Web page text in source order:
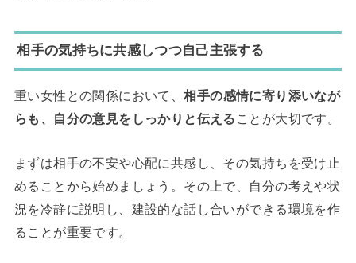
相手の気持ちに共感しつつ自己主張する
重い女性との関係において、相手の感情に寄り添いなが
らも、自分の意見をしっかりと伝える ことが大切です。
まずは相手の不安や心配に共感し、その気持ちを受け止
めることから始めましょう。その上で、自分の考えや状
況を冷静に説明し、建設的な話し合いができる環境を作
ることが重要です。